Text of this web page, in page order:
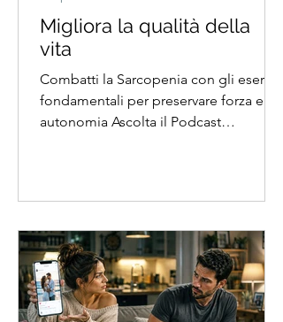
Migliora la qualità della
vita
Combatti la Sarcopenia con gli esercizi
fondamentali per preservare forza e
autonomia Ascolta il Podcast
progressiva perdita di massa
muscolare, forza e funzionalità che
può compromettere l'autonomia della
persona, aumentare il rischio di cadute
e favorire la comparsa di disabilità.
Negli ultimi anni la ricerca scientifica